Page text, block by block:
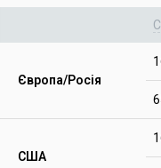
Європа/Росія
США